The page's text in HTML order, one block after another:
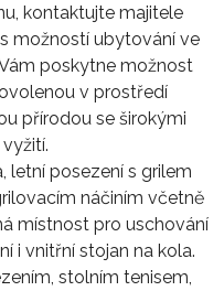
kontaktujte majitele
možností ubytování ve
poskytne možnost
v prostředí
přírodou se širokými
letní posezení s grilem
náčiním včetně
místnost pro uschování
i vnitřní stojan na kola.
stolním tenisem,